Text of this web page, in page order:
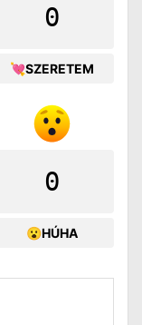
0
💘SZERETEM
0
😮HÚHA